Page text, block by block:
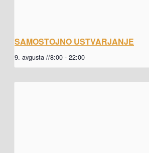
SAMOSTOJNO USTVARJANJE
9. avgusta //8:00 - 22:00